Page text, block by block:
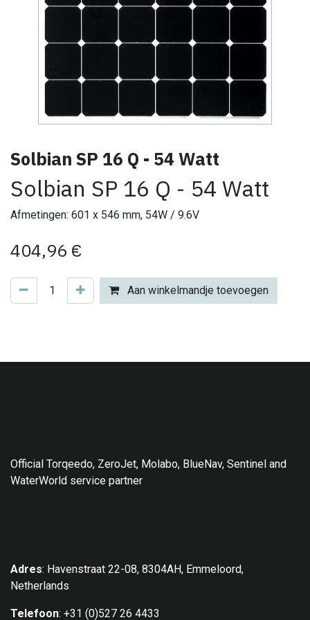
Solbian SP 16 Q - 54 Watt
Solbian SP 16 Q - 54 Watt
Afmetingen: 601 x 546 mm, 54W / 9.6V
404,96 €
Aan winkelmandje toevoegen
Official Torqeedo, ZeroJet, Molabo, BlueNav, Sentinel and
WaterWorld service partner
Adres: Havenstraat 22-08, 8304AH, Emmeloord,
Netherlands
Telefoon: +31 (0)527 26 4433